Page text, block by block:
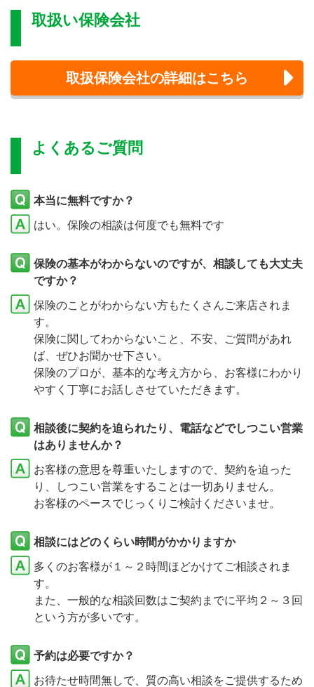
取扱い保険会社
取扱保険会社の詳細はこちら
よくあるご質問
本当に無料ですか？
はい。保険の相談は何度でも無料です
保険の基本がわからないのですが、相談しても大丈夫
ですか？
保険のことがわからない方もたくさんご来店されま
す。
保険に関してわからないこと、不安、ご質問があれ
ば、ぜひお聞かせ下さい。
保険のプロが、基本的な考え方から、お客様にわかり
やすく丁寧にお話しさせていただきます。
相談後に契約を迫られたり、電話などでしつこい営業
はありませんか？
お客様の意思を尊重いたしますので、契約を迫った
り、しつこい営業をすることは一切ありません。
お客様のペースでじっくりご検討くださいませ。
相談にはどのくらい時間がかかりますか
多くのお客様が１～２時間ほどかけてご相談されま
す。
また、一般的な相談回数はご契約までに平均２～３回
という方が多いです。
予約は必要ですか？
お待たせ時間無しで、質の高い相談をご提供するため